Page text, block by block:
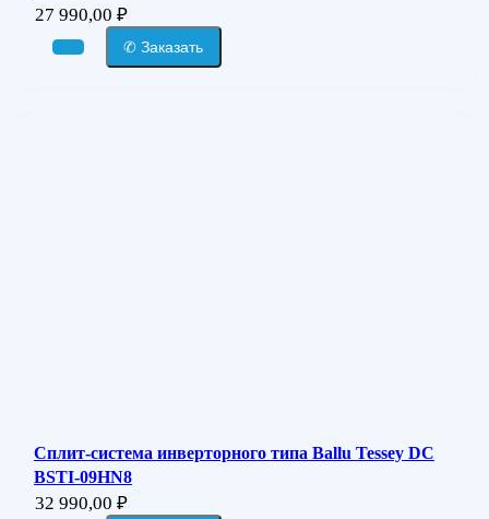
27 990,00 ₽
✆ Заказать
Сплит-система инверторного типа Ballu Tessey DC
BSTI-09HN8
32 990,00 ₽